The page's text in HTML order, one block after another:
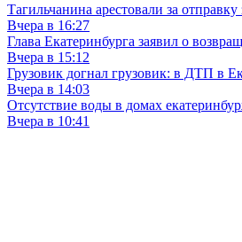
Тагильчанина арестовали за
Вчера в 16:27
Глава Екатеринбурга заявил о
Вчера в 15:12
Грузовик догнал грузовик: в ДТП в
Вчера в 14:03
Отсутствие воды в домах
Вчера в 10:41